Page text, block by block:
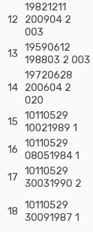
12
19821211
200904 2
003
13
19590612
198803 2 003
14
19720628
200604 2
020
15
10110529
10021989 1
16
10110529
08051984 1
17
10110529
30031990 2
18
10110529
30091987 1